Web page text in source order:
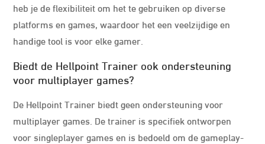
heb je de flexibiliteit om het te gebruiken op diverse
platforms en games, waardoor het een veelzijdige en
handige tool is voor elke gamer.
Biedt de Hellpoint Trainer ook ondersteuning
voor multiplayer games?
De Hellpoint Trainer biedt geen ondersteuning voor
multiplayer games. De trainer is specifiek ontworpen
voor singleplayer games en is bedoeld om de gameplay-